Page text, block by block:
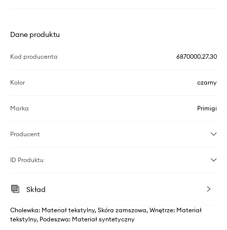
Dane produktu
Kod producenta 6870000.27.30
Kolor czarny
Marka Primigi
Producent
ID Produktu
Skład
Cholewka: Materiał tekstylny, Skóra zamszowa, Wnętrze: Materiał
tekstylny, Podeszwa: Materiał syntetyczny